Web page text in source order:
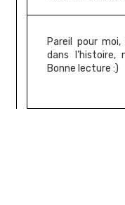
Pareil pour
dans
Bonne lecture :)